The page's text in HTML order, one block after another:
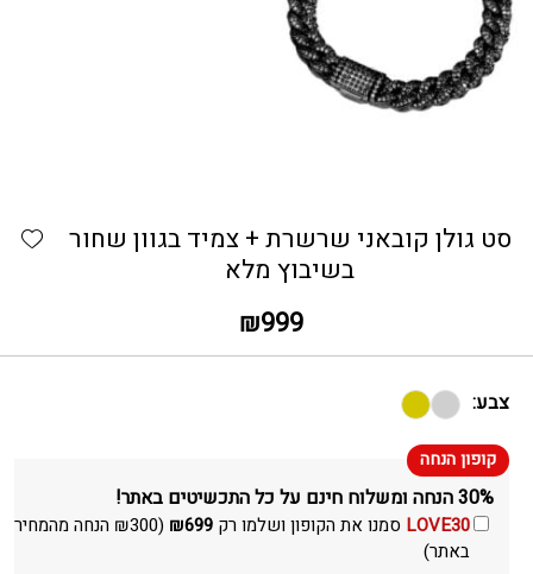
סט גולן קובאני שרשרת + צמיד בגוון שחור
בשיבוץ מלא
₪999
צבע:
30% הנחה ומשלוח חינם על כל התכשיטים באתר!
LOVE30 סמנו את הקופון ושלמו רק ₪699
(
₪300
הנחה מהמחיר
באתר)